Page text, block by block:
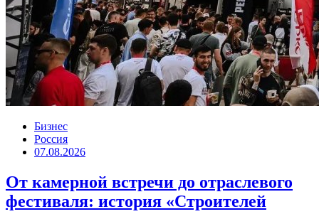
Бизнес
Россия
07.08.2026
От камерной встречи до отраслевого
фестиваля: история «Строителей